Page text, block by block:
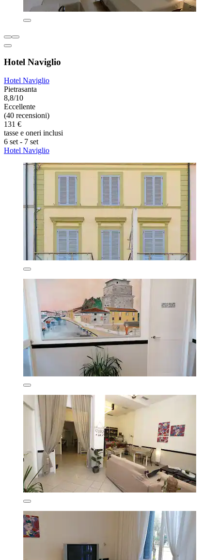
Hotel Naviglio
Hotel Naviglio
Pietrasanta
8,8/10
Eccellente
(40 recensioni)
131 €
tasse e oneri inclusi
6 set - 7 set
Hotel Naviglio